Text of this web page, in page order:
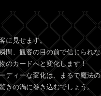
に見せます。
間、観客の目の前で信じられな
のカードへと変化します！
ディーな変化は、まるで魔法の
きの渦に巻き込むでしょう。